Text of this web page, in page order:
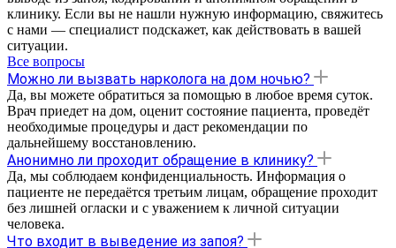
клинику. Если вы не нашли нужную информацию, свяжитесь
с нами — специалист подскажет, как действовать в вашей
ситуации.
Все вопросы
Можно ли вызвать нарколога на дом ночью?
Да, вы можете обратиться за помощью в любое время суток.
Врач приедет на дом, оценит состояние пациента, проведёт
необходимые процедуры и даст рекомендации по
дальнейшему восстановлению.
Анонимно ли проходит обращение в клинику?
Да, мы соблюдаем конфиденциальность. Информация о
пациенте не передаётся третьим лицам, обращение проходит
без лишней огласки и с уважением к личной ситуации
человека.
Что входит в выведение из запоя?